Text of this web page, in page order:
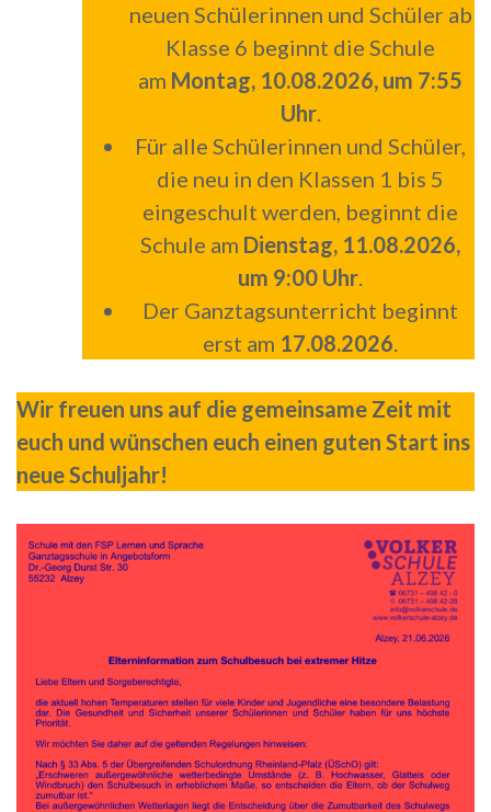
neuen Schülerinnen und Schüler ab
Klasse 6 beginnt die Schule
am Montag, 10.08.2026, um 7:55
Uhr.
Für alle Schülerinnen und Schüler,
die neu in den Klassen 1 bis 5
eingeschult werden, beginnt die
Schule am Dienstag, 11.08.2026,
um 9:00 Uhr.
Der Ganztagsunterricht beginnt
erst am 17.08.2026.
Wir freuen uns auf die gemeinsame Zeit mit
euch und wünschen euch einen guten Start ins
neue Schuljahr!